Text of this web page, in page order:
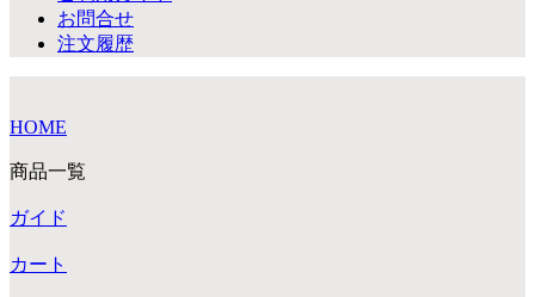
お問合せ
注文履歴
HOME
商品一覧
ガイド
カート